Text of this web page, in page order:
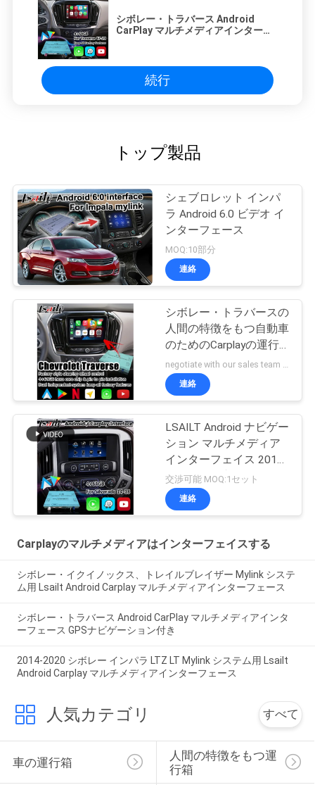
シボレー・トラバース Android
CarPlay マルチメディアインターフ
続行
トップ製品
シェブロレット インパ
ラ Android 6.0 ビデオ イ
ンターフェース
MOQ:10部分
連絡
シボレー・トラバースの
人間の特徴をもつ自動車
のためのCarplayの運行
箱のビデオ インターフ
ェイス
連絡
LSAILT Android ナビゲー
ション マルチメディア
インターフェイス 2014-
2019 シェブロレット シ
ルバード 1500 2500
3500 マイリンクシステ
交渉可能 MOQ:1セット
連絡
Carplayのマルチメディアはインターフェイスする
シボレー・イクイノックス、トレイルブレイザー Mylink システ
ム用 Lsailt Android Carplay マルチメディアインターフェース
シボレー・トラバース Android CarPlay マルチメディアインタ
ーフェース GPSナビゲーション付き
2014-2020 シボレー インパラ LTZ LT Mylink システム用 Lsailt
Android Carplay マルチメディアインターフェース
人気カテゴリ すべて
車の運行箱
人間の特徴をもつ運
行箱